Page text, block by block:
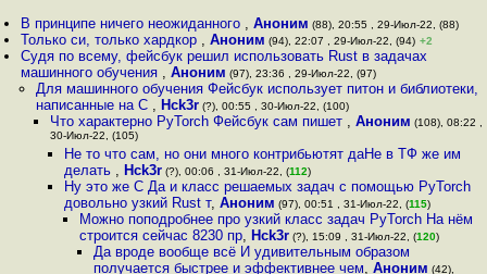
В принципе ничего неожиданного ,Аноним (88), 20:55 , 29-Июл-22, (88)
Только си, только хардкор ,Аноним (94), 22:07 , 29-Июл-22, (94) +2
Судя по всему, фейсбук решил использовать Rust в задачах
машинного обучения ,Аноним (97), 23:36 , 29-Июл-22, (97)
Для машинного обучения Фейсбук использует питон и библиотеки,
написанные на C , Hck3r(?), 00:55 , 30-Июл-22, (100)
Что характерно PyTorch Фейсбук сам пишет , Аноним (108), 08:22 ,
30-Июл-22, (105)
Не то что сам, но они много контрибьютят даНе в ТФ же им
делать , Hck3r (?), 00:06 , 31-Июл-22, (112)
Ну это же C Да и класс решаемых задач с помощью PyTorch
довольно узкий Rust т,Аноним (97), 00:51 , 31-Июл-22, (115)
Можно поподробнее про узкий класс задач PyTorch На нём
строится сейчас 8230 пр, Hck3r(?), 15:09 , 31-Июл-22, (120)
Да вроде вообще всё И удивительным образом
получается быстрее и эффективнее чем, Аноним (42),